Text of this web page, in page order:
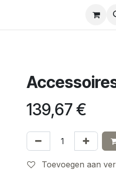
Jura Home Preventieve
139,67 €
Toevoegen aan